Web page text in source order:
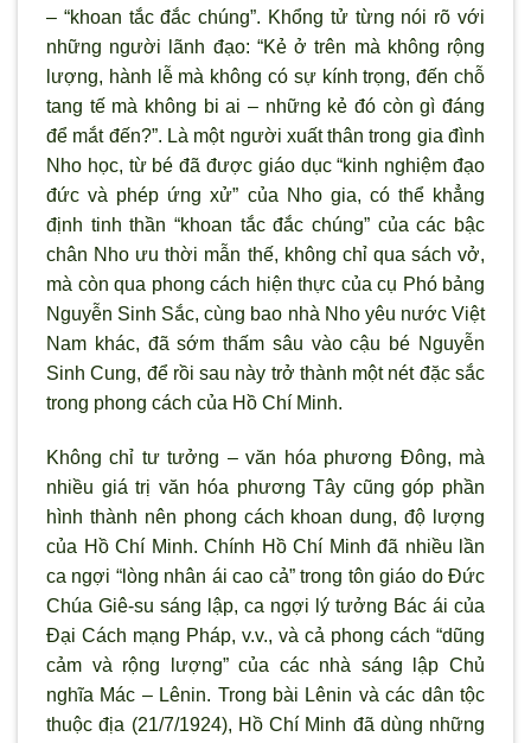
– “khoan tắc đắc chúng”. Khổng tử từng nói rõ với
những người lãnh đạo: “Kẻ ở trên mà không rộng
lượng, hành lễ mà không có sự kính trọng, đến chỗ
tang tế mà không bi ai – những kẻ đó còn gì đáng
để mắt đến?”. Là một người xuất thân trong gia đình
Nho học, từ bé đã được giáo dục “kinh nghiệm đạo
đức và phép ứng xử” của Nho gia, có thể khẳng
định tinh thần “khoan tắc đắc chúng” của các bậc
chân Nho ưu thời mẫn thế, không chỉ qua sách vở,
mà còn qua phong cách hiện thực của cụ Phó bảng
Nguyễn Sinh Sắc, cùng bao nhà Nho yêu nước Việt
Nam khác, đã sớm thấm sâu vào cậu bé Nguyễn
Sinh Cung, để rồi sau này trở thành một nét đặc sắc
trong phong cách của Hồ Chí Minh.
Không chỉ tư tưởng – văn hóa phương Đông, mà
nhiều giá trị văn hóa phương Tây cũng góp phần
hình thành nên phong cách khoan dung, độ lượng
của Hồ Chí Minh. Chính Hồ Chí Minh đã nhiều lần
ca ngợi “lòng nhân ái cao cả” trong tôn giáo do Đức
Chúa Giê-su sáng lập, ca ngợi lý tưởng Bác ái của
Đại Cách mạng Pháp, v.v., và cả phong cách “dũng
cảm và rộng lượng” của các nhà sáng lập Chủ
nghĩa Mác – Lênin. Trong bài Lênin và các dân tộc
thuộc địa (21/7/1924), Hồ Chí Minh đã dùng những